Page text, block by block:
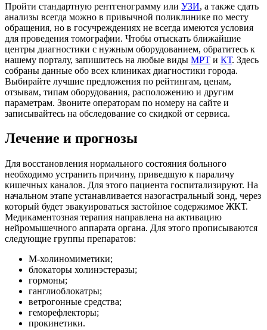
Пройти стандартную рентгенограмму или УЗИ, а также сдать
анализы всегда можно в привычной поликлинике по месту
обращения, но в госучреждениях не всегда имеются условия
для проведения томографии. Чтобы отыскать ближайшие
центры диагностики с нужным оборудованием, обратитесь к
нашему порталу, запишитесь на любые виды МРТ и КТ. Здесь
собраны данные обо всех клиниках диагностики города.
Выбирайте лучшие предложения по рейтингам, ценам,
отзывам, типам оборудования, расположению и другим
параметрам. Звоните операторам по номеру на сайте и
записывайтесь на обследование со скидкой от сервиса.
Лечение и прогнозы
Для восстановления нормального состояния больного
необходимо устранить причину, приведшую к параличу
кишечных каналов. Для этого пациента госпитализируют. На
начальном этапе устанавливается назогастральный зонд, через
который будет эвакуироваться застойное содержимое ЖКТ.
Медикаментозная терапия направлена на активацию
нейромышечного аппарата органа. Для этого прописываются
следующие группы препаратов:
М-холиномиметики;
блокаторы холинэстеразы;
гормоны;
ганглиоблокатры;
ветрогонные средства;
геморефлекторы;
прокинетики.